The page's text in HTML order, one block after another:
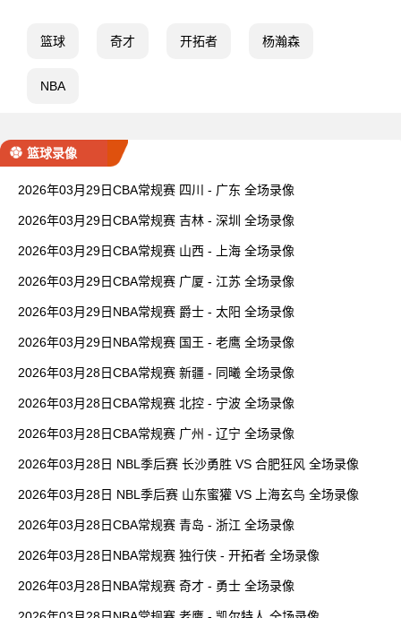
篮球 奇才 开拓者 杨瀚森
NBA
篮球录像
2026年03月29日CBA常规赛 四川 - 广东 全场录像
2026年03月29日CBA常规赛 吉林 - 深圳 全场录像
2026年03月29日CBA常规赛 山西 - 上海 全场录像
2026年03月29日CBA常规赛 广厦 - 江苏 全场录像
2026年03月29日NBA常规赛 爵士 - 太阳 全场录像
2026年03月29日NBA常规赛 国王 - 老鹰 全场录像
2026年03月28日CBA常规赛 新疆 - 同曦 全场录像
2026年03月28日CBA常规赛 北控 - 宁波 全场录像
2026年03月28日CBA常规赛 广州 - 辽宁 全场录像
2026年03月28日 NBL季后赛 长沙勇胜 VS 合肥狂风 全场录像
2026年03月28日 NBL季后赛 山东蜜獾 VS 上海玄鸟 全场录像
2026年03月28日CBA常规赛 青岛 - 浙江 全场录像
2026年03月28日NBA常规赛 独行侠 - 开拓者 全场录像
2026年03月28日NBA常规赛 奇才 - 勇士 全场录像